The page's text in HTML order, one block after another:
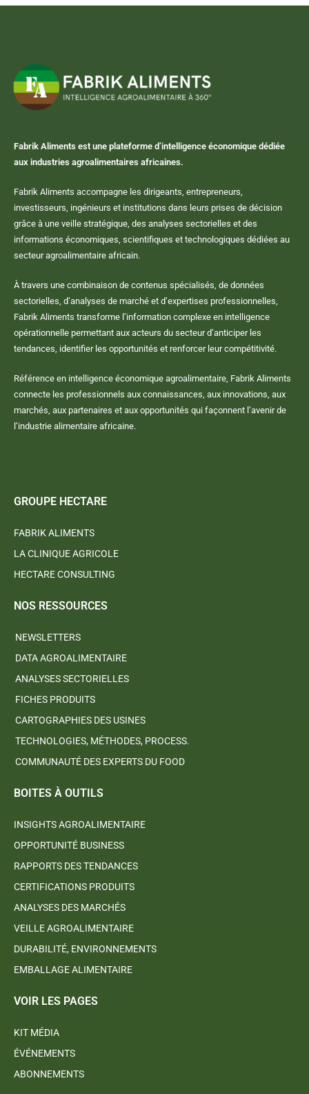
Fabrik Aliments est une plateforme d’intelligence économique dédiée
aux industries agroalimentaires africaines.
Fabrik Aliments accompagne les dirigeants, entrepreneurs,
investisseurs, ingénieurs et institutions dans leurs prises de décision
grâce à une veille stratégique, des analyses sectorielles et des
informations économiques, scientifiques et technologiques dédiées au
secteur agroalimentaire africain.
À travers une combinaison de contenus spécialisés, de données
sectorielles, d’analyses de marché et d’expertises professionnelles,
Fabrik Aliments transforme l’information complexe en intelligence
opérationnelle permettant aux acteurs du secteur d’anticiper les
tendances, identifier les opportunités et renforcer leur compétitivité.
Référence en intelligence économique agroalimentaire, Fabrik Aliments
connecte les professionnels aux connaissances, aux innovations, aux
marchés, aux partenaires et aux opportunités qui façonnent l’avenir de
l’industrie alimentaire africaine.
GROUPE HECTARE
FABRIK ALIMENTS
LA CLINIQUE AGRICOLE
HECTARE CONSULTING
NOS RESSOURCES
NEWSLETTERS
DATA AGROALIMENTAIRE
ANALYSES SECTORIELLES
FICHES PRODUITS
CARTOGRAPHIES DES USINES
TECHNOLOGIES, MÉTHODES, PROCESS.
COMMUNAUTÉ DES EXPERTS DU FOOD
BOITES À OUTILS
INSIGHTS AGROALIMENTAIRE
OPPORTUNITÉ BUSINESS
RAPPORTS DES TENDANCES
CERTIFICATIONS PRODUITS
ANALYSES DES MARCHÉS
VEILLE AGROALIMENTAIRE
DURABILITÉ, ENVIRONNEMENTS
EMBALLAGE ALIMENTAIRE
VOIR LES PAGES
KIT MÉDIA
ÉVÉNEMENTS
ABONNEMENTS